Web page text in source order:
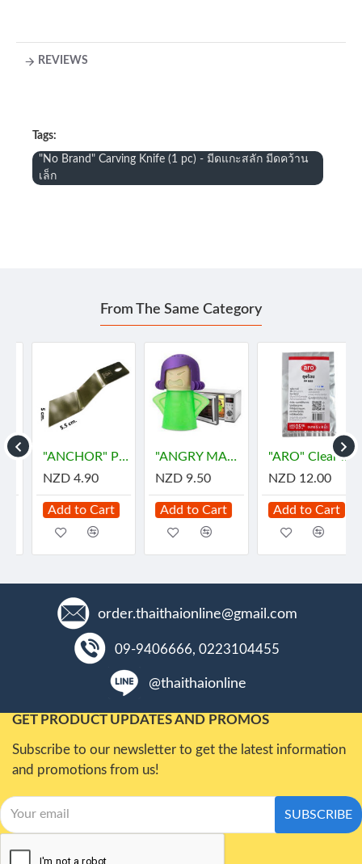
REVIEWS
Tags:
"No Brand" Carving Knife (1 pc) - มีดแกะสลัก มีดคว้าน
เล็ก
From The Same Category
"ANCHOR" Pie Stainless Spoon (1 pc) - พายตักขนม
NZD 4.90
Add to Cart
"ANGRY MAMA" Microwave Oven Steam Cleaner (1 pc)
NZD 9.50
Add to Cart
"ARO" Clear Plastic Bags for HOT Size 5"x8" (500gram) - "เอโร่" ถุงร้อน ขนาด 5"x8"
NZD 12.00
Add to Cart
order.thaithaionline@gmail.com
09-9406666, 0223104455
@thaithaionline
GET PRODUCT UPDATES AND PROMOS
Subscribe to our newsletter to get the latest information
and promotions from us!
SUBSCRIBE